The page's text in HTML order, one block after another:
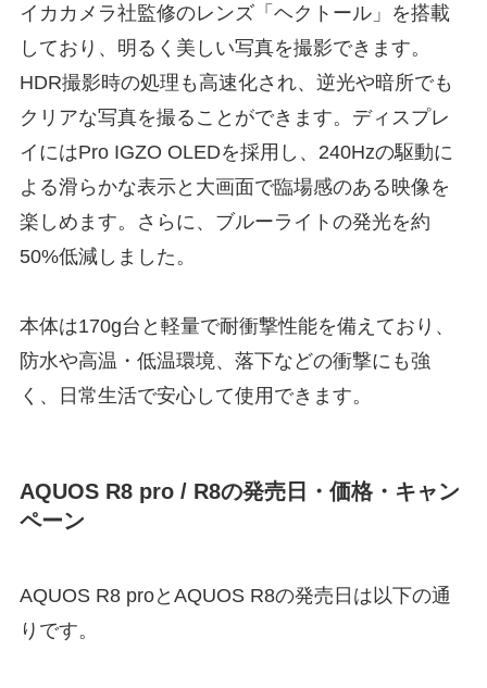
イカカメラ社監修のレンズ「ヘクトール」を搭載
しており、明るく美しい写真を撮影できます。
HDR撮影時の処理も高速化され、逆光や暗所でも
クリアな写真を撮ることができます。ディスプレ
イにはPro IGZO OLEDを採用し、240Hzの駆動に
よる滑らかな表示と大画面で臨場感のある映像を
楽しめます。さらに、ブルーライトの発光を約
50%低減しました。
本体は170g台と軽量で耐衝撃性能を備えており、
防水や高温・低温環境、落下などの衝撃にも強
く、日常生活で安心して使用できます。
AQUOS R8 pro / R8の発売日・価格・キャン
ペーン
AQUOS R8 proとAQUOS R8の発売日は以下の通
りです。